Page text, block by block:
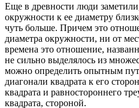
Еще в древности люди
окружности к ее диаметру
чуть больше. Причем это
диаметра окружности, ни от
времена это отношение,
не сильно выделялось из
можно определить опытным
диагонали квадрата к его
квадрата и равностороннего
квадрата, стороной.